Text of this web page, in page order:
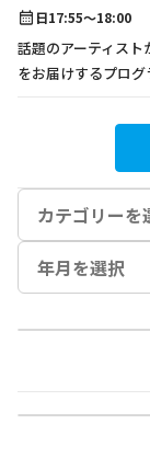
日17:55～18:00
話題のアーティス
をお届けするプログ